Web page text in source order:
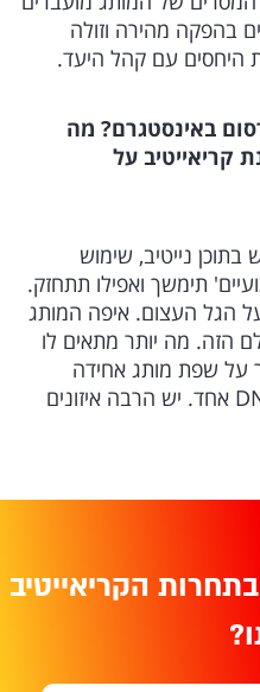
בהפקה מהירה וזולה
היחסים עם קהל היעד.
באינסטגרם? מה
קריאייטיב על
נייטיב, שימוש
תימשך ואפילו תתחזק.
הגל העצום. איפה המותג
הזה. מה יותר מתאים לו
על שפת מותג אחידה
שבסוף אורזת את הכל תחת DNA אחד. יש הרבה איזונים
הקריאייטיב